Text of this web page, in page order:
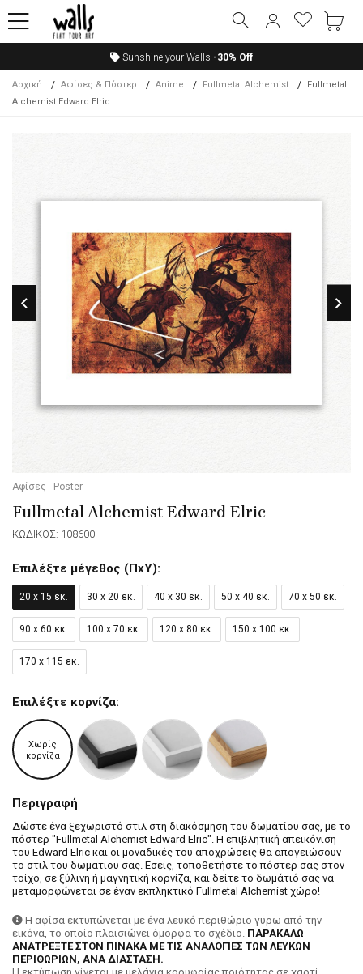
Sunshine your Walls -30% Off
Αρχική Αφίσες & Πόστερ Anime Fullmetal Alchemist
Fullmetal
Alchemist Edward Elric
Αφίσες - Poster
Fullmetal Alchemist Edward Elric
ΚΩΔΙΚΟΣ: 108600
Επιλέξτε μέγεθος (ΠxΥ):
20 x 15 εκ. 30 x 20 εκ. 40 x 30 εκ. 50 x 40 εκ. 70 x 50 εκ.
90 x 60 εκ. 100 x 70 εκ. 120 x 80 εκ. 150 x 100 εκ.
170 x 115 εκ.
Επιλέξτε κορνίζα:
Χωρίς
κορνίζα
Περιγραφή
Δώστε ένα ξεχωριστό στιλ στη διακόσμηση του δωματίου σας, με το
πόστερ "Fullmetal Alchemist Edward Elric". Η επιβλητική απεικόνιση
του Edward Elric και οι μοναδικές του αποχρώσεις θα απογειώσουν
το στιλ του δωματίου σας. Εσείς, τοποθετήστε το πόστερ σας στον
τοίχο, σε ξύλινη ή μαγνητική κορνίζα, και δείτε το δωμάτιό σας να
μεταμορφώνεται σε έναν εκπληκτικό Fullmetal Alchemist χώρο!
Η αφίσα εκτυπώνεται με ένα λευκό περιθώριο γύρω από την
εικόνα, το οποίο πλαισιώνει όμορφα το σχέδιο. ΠΑΡΑΚΑΛΩ
ΑΝΑΤΡΕΞΤΕ ΣΤΟΝ ΠΙΝΑΚΑ ΜΕ ΤΙΣ ΑΝΑΛΟΓΙΕΣ ΤΩΝ ΛΕΥΚΩΝ
ΠΕΡΙΘΩΡΙΩΝ, ΑΝΑ ΔΙΑΣΤΑΣΗ.